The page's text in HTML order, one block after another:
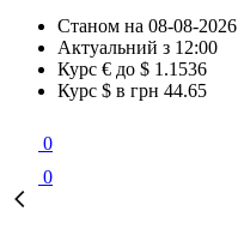
Станом на 08-08-2026
Актуальний з 12:00
Курс € до $ 1.1536
Курс $ в грн 44.65
0
0